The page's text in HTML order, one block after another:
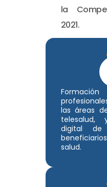
las áreas
telesalud,
digital de
salud.
la
2021.